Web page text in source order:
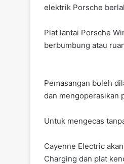
elektrik Porsche
Plat lantai Porsche
berbumbung atau
Pemasangan boleh
dan mengoperasikan
Untuk mengecas
Cayenne Electric
Charging dan plat